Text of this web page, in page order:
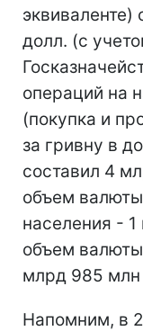
эквиваленте)
долл. (с
операций на
(покупка и
за гривну в
составил 4
объем
населения -
объем
млрд 985 млн
Напомним, в